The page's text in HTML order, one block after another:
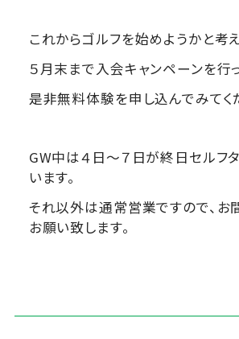
これからゴルフを始めようかと考
５月末まで入会キャンペーンを行
是非無料体験を申し込んでみてく
GW中は４日～７日が終日セルフ
います。
それ以外は通常営業ですので、お
お願い致します。